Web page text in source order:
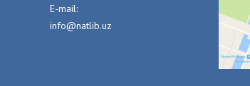
E-mail:
info@natlib.uz